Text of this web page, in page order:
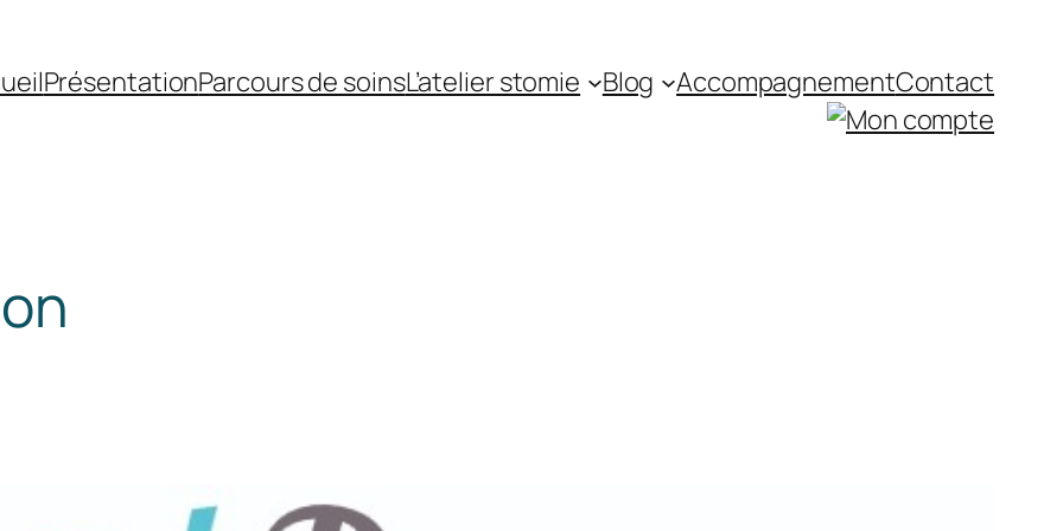
PrésentationParcours de soinsL’atelier stomie Blog AccompagnementContact